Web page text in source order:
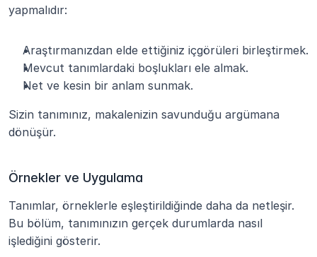
yapmalıdır:
Araştırmanızdan elde ettiğiniz içgörüleri birleştirmek.
Mevcut tanımlardaki boşlukları ele almak.
Net ve kesin bir anlam sunmak.
Sizin tanımınız, makalenizin savunduğu argümana
dönüşür.
Örnekler ve Uygulama
Tanımlar, örneklerle eşleştirildiğinde daha da netleşir.
Bu bölüm, tanımınızın gerçek durumlarda nasıl
işlediğini gösterir.